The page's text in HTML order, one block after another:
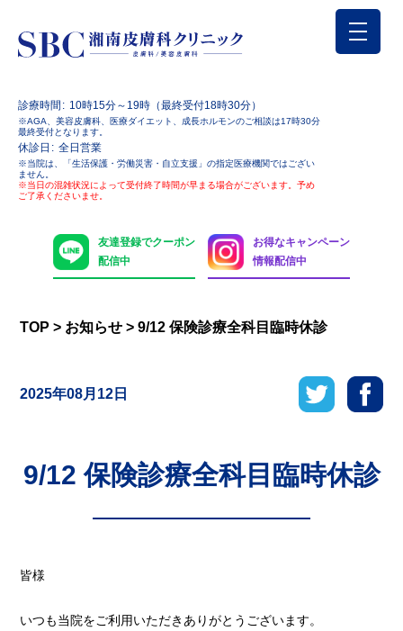
診療時間 10時15分～19時（最終受付18時30分）
※AGA、美容皮膚科、医療ダイエット、成長ホルモンのご相談は17時30分
最終受付となります。
休診日 全日営業
※当院は、「生活保護・労働災害・自立支援」の指定医療機関ではござい
ません。
※当日の混雑状況によって受付終了時間が早まる場合がございます。予め
ご了承くださいませ。
友達登録でクーポン
配信中
お得なキャンペーン
情報配信中
TOP > お知らせ >9/12 保険診療全科目臨時休診
2025年08月12日
9/12 保険診療全科目臨時休診
皆様
いつも当院をご利用いただきありがとうございます。